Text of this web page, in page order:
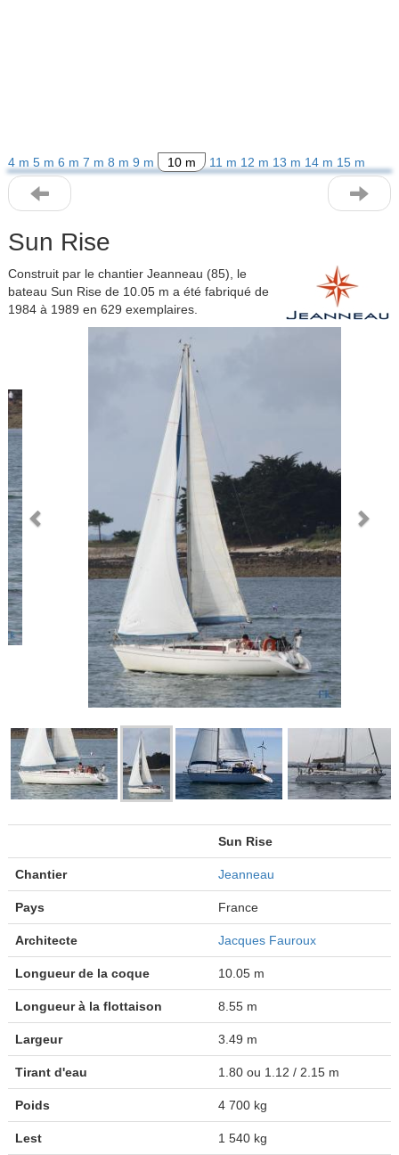
4 m 5 m 6 m 7 m 8 m 9 m 10 m 11 m 12 m 13 m 14 m 15 m
Sun Rise
Construit par le chantier Jeanneau (85), le
bateau Sun Rise de 10.05 m a été fabriqué de
1984 à 1989 en 629 exemplaires.
Sun Rise
Chantier Jeanneau
Pays France
Architecte Jacques Fauroux
Longueur de la coque 10.05 m
Longueur à la flottaison 8.55 m
Largeur 3.49 m
Tirant d'eau 1.80 ou 1.12 / 2.15 m
Poids 4 700 kg
Lest 1 540 kg